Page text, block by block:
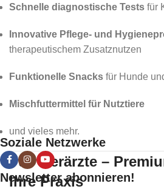
Schnelle diagnostische Tests für
Innovative Pflege- und
therapeutischem Zusatznutzen
Funktionelle Snacks für Hunde
Mischfuttermittel für Nutztiere
und vieles mehr.
Für Tierärzte –
Ihre Praxis
Soziale Netzwerke
Newsletter abonnieren!